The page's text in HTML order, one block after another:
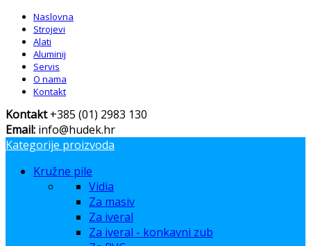
Naslovna
Strojevi
Alati
Aluminij
Servis
O nama
Kontakt
Kontakt+385 (01) 2983 130
Email: info@hudek.hr
Kategorije proizvoda
Kružne pile
Vidia
Za masiv
Za iveral
Za iveral - konkavni zub